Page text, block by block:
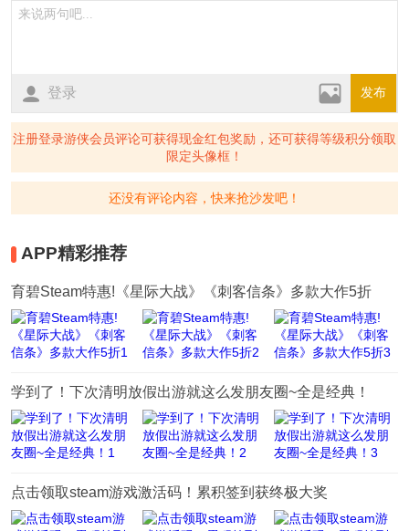
登录 发布
注册登录游侠会员评论可获得现金红包奖励，还可获得等级积分领取
限定头像框！
还没有评论内容，快来抢沙发吧！
APP精彩推荐
育碧Steam特惠!《星际大战》《刺客信条》多款大作5折
学到了！下次清明放假出游就这么发朋友圈~全是经典！
点击领取steam游戏激活码！累积签到获终极大奖